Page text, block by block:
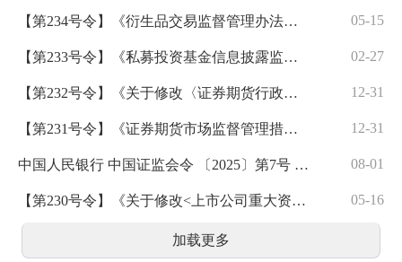
【第234号令】《衍生品交易监督管理办法（试行）》 05-15
【第233号令】《私募投资基金信息披露监督管理办法》 02-27
【第232号令】《关于修改〈证券期货行政执法当事人承诺制度实施规定〉的决定》 12-31
【第231号令】《证券期货市场监督管理措施实施办法》 12-31
中国人民银行 中国证监会令 〔2025〕第7号 《金融基础设施监督管理办法》 08-01
【第230号令】《关于修改<上市公司重大资产重组管理办法>的决定》 05-16
加载更多